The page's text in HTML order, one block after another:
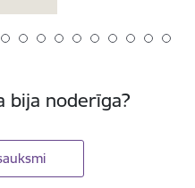
bija noderīga?